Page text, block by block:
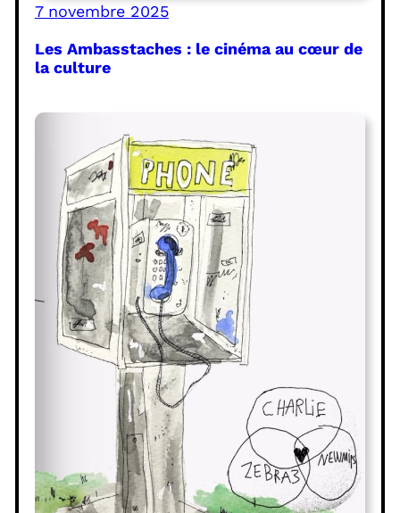
7 novembre 2025
Les Ambasstaches : le cinéma au cœur de
la culture